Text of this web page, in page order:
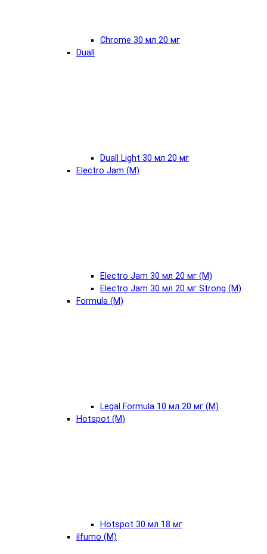
Chrome 30 мл 20 мг
Duall
Duall Light 30 мл 20 мг
Electro Jam (М)
Electro Jam 30 мл 20 мг (М)
Electro Jam 30 мл 20 мг Strong (М)
Formula (М)
Legal Formula 10 мл 20 мг (М)
Hotspot (М)
Hotspot 30 мл 18 мг
ilfumo (М)